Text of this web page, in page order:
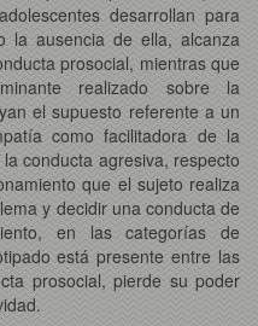
desarrollan para
la ausencia de ella, alcanza
prosocial, mientras que
realizado sobre la
el supuesto referente a un
como facilitadora de la
conducta agresiva, respecto
que el sujeto realiza
y decidir una conducta de
en las categorías de
está presente entre las
prosocial, pierde su poder